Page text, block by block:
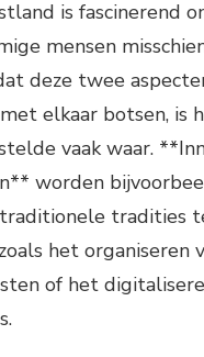
is fascinerend
mensen
deze twee
elkaar botsen, is
vaak waar.
worden
tradities
het organiseren
of het